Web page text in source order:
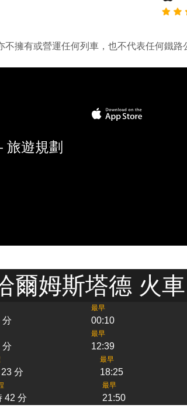
擁有或營運任何列車，也不代表任何鐵
遊規劃
爾姆斯塔德 火
分
最早
00:10
分
最早
12:39
分
最早
18:25
42 分
最早
21:50